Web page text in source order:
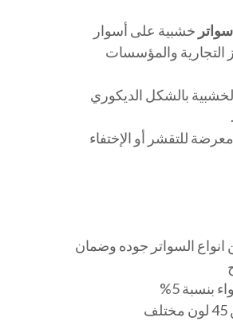
سواتر خشبية على أسوار
التجارية والمؤسسات
بالشكل الديكوري
معرضة للتقشر أو الإختفاء
انواع السواتر جوده وضمان
بنسبة 5%